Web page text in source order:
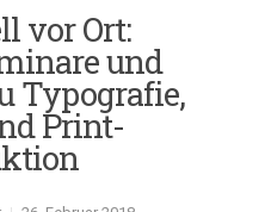
vor Ort:
und
Typografie,
Print-